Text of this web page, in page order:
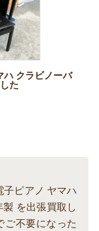
ハ クラビノーバ
た
子ピアノ ヤマハ
を出張買取し
ご不要になった